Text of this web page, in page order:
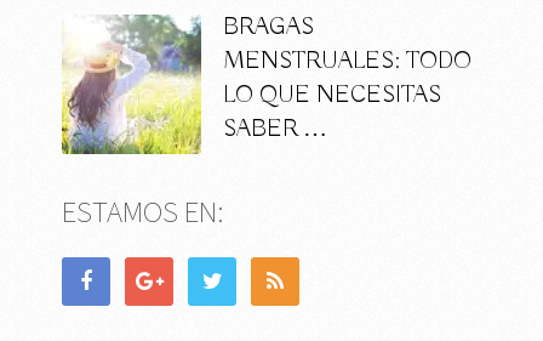
BRAGAS
MENSTRUALES: TODO
LO QUE NECESITAS
SABER …
ESTAMOS EN: